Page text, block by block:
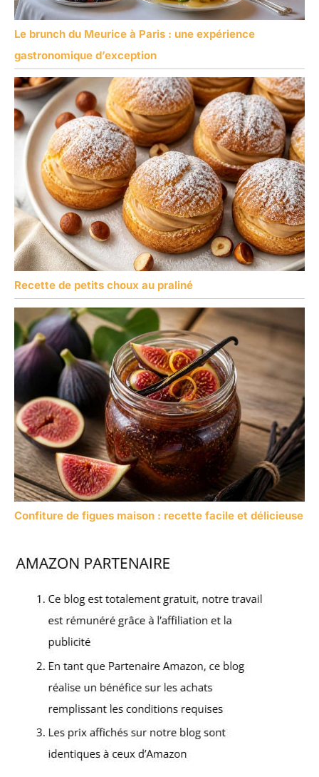
Le brunch du Meurice à Paris : une expérience
gastronomique d’exception
Recette de petits choux au praliné
Confiture de figues maison : recette facile et délicieuse